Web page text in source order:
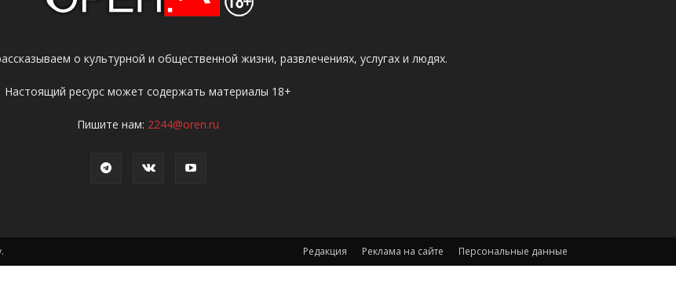
о культурной и общественной жизни, развлечениях, услугах и людях.
Настоящий ресурс может содержать материалы 18+
Пишите нам: 2244@oren.ru
Редакция Реклама на сайте Персональные данные